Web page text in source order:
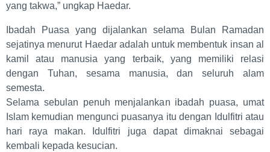
yang takwa,” ungkap Haedar.
Ibadah Puasa yang dijalankan selama Bulan Ramadan
sejatinya menurut Haedar adalah untuk membentuk insan al
kamil atau manusia yang terbaik, yang memiliki relasi
dengan Tuhan, sesama manusia, dan seluruh alam
semesta.
Selama sebulan penuh menjalankan ibadah puasa, umat
Islam kemudian mengunci puasanya itu dengan Idulfitri atau
hari raya makan. Idulfitri juga dapat dimaknai sebagai
kembali kepada kesucian.